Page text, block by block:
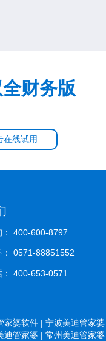
财务版
在线试用
400-600-8797
0571-88851552
400-653-0571
家婆软件 | 宁波美迪管家婆
迪管家婆 | 常州美迪管家婆